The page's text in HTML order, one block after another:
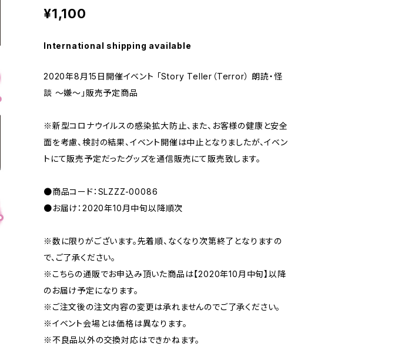
¥1,100
International shipping available
2020年8月15日開催イベント 「Story Teller（Terror） 朗読・怪
談 〜嫌〜」販売予定商品
※新型コロナウイルスの感染拡大防止、また、お客様の健康と安全
面を考慮、検討の結果、イベント開催は中止となりましたが、イベン
トにて販売予定だったグッズを通信販売にて販売致します。
●商品コード：SLZZZ-00086
●お届け：2020年10月中旬以降順次
※数に限りがございます。先着順、なくなり次第終了となりますの
で、ご了承ください。
※こちらの通販でお申込み頂いた商品は【2020年10月中旬】以降
のお届け予定になります。
※ご注文後の注文内容の変更は承れませんのでご了承ください。
※イベント会場とは価格は異なります。
※不良品以外の交換対応はできかねます。